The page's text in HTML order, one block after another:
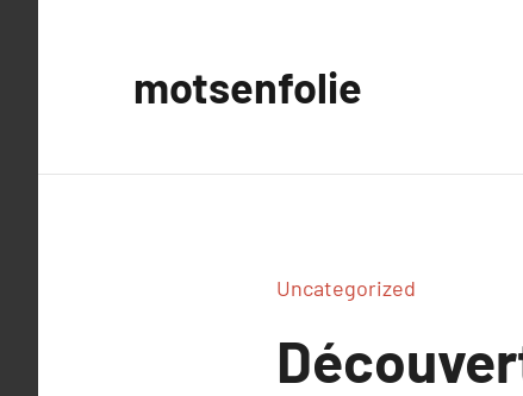
motsenfolie
Uncategorized